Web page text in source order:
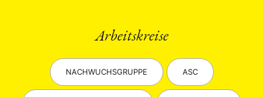
Arbeitskreise
NACHWUCHSGRUPPE ASC